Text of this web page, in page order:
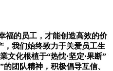
福的员工，才能创造高效的价
，我们始终致力于关爱员工生
文化根植于“热忱·坚定·果断”
团队精神，积极倡导互信、